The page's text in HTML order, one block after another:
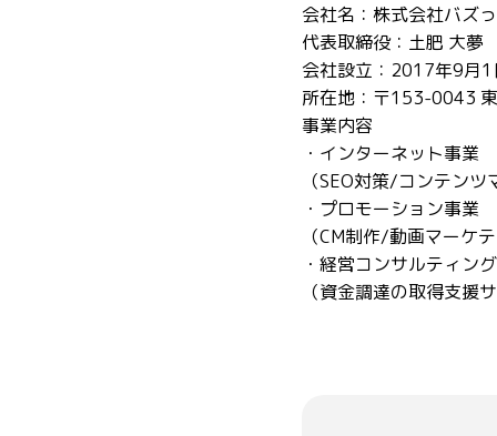
会社名：株式会社バズ
代表取締役：土肥 大夢
会社設立：2017年9月1
所在地：〒153-0043
事業内容
・インターネット事業
（SEO対策/コンテン
・プロモーション事業
（CM制作/動画マーケ
・経営コンサルティン
（資金調達の取得支援